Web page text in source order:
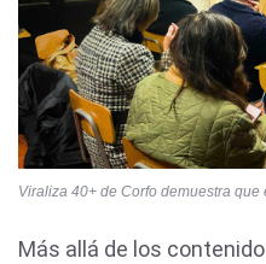
Viraliza 40+ de Corfo demuestra
Más allá de los